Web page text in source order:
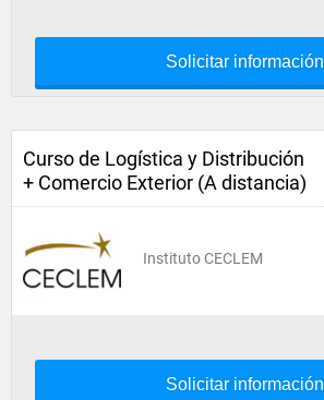
Solicitar información
Curso de Logística y Distribución
+ Comercio Exterior (A distancia)
Instituto CECLEM
Solicitar información